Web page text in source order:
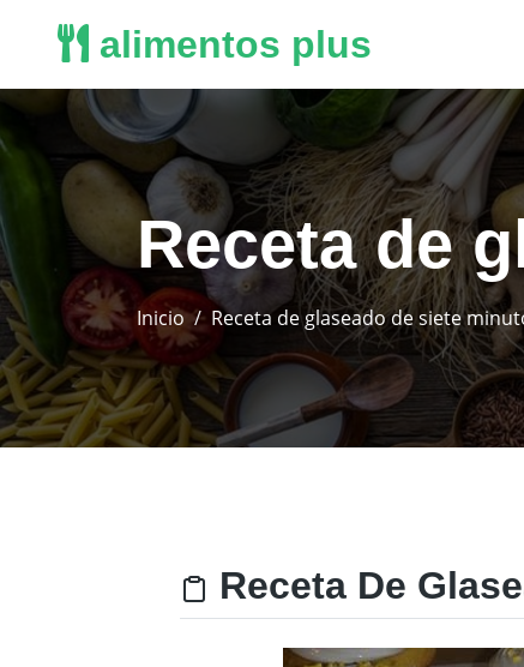
alimentos plus
Receta de
Inicio Receta de glaseado de siete
Receta De